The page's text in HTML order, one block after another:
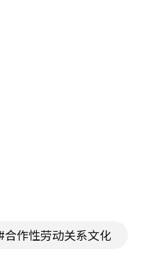
合作性劳动关系文化